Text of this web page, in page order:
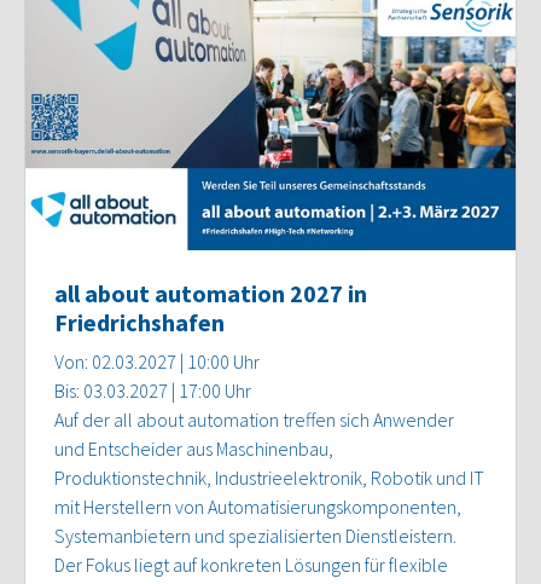
all about automation 2027 in
Friedrichshafen
Von: 02.03.2027 | 10:00 Uhr
Bis: 03.03.2027 | 17:00 Uhr
Auf der all about automation treffen sich Anwender
und Entscheider aus Maschinenbau,
Produktionstechnik, Industrieelektronik, Robotik und IT
mit Herstellern von Automatisierungskomponenten,
Systemanbietern und spezialisierten Dienstleistern.
Der Fokus liegt auf konkreten Lösungen für flexible